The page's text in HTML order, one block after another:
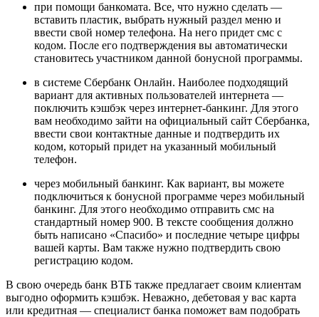
при помощи банкомата. Все, что нужно сделать —
вставить пластик, выбрать нужный раздел меню и
ввести свой номер телефона. На него придет смс с
кодом. После его подтверждения вы автоматически
становитесь участником данной бонусной программы.
в системе Сбербанк Онлайн. Наиболее подходящий
вариант для активных пользователей интернета —
поключить кэшбэк через интернет-банкинг. Для этого
вам необходимо зайти на официальный сайт Сбербанка,
ввести свои контактные данные и подтвердить их
кодом, который придет на указанный мобильный
телефон.
через мобильный банкинг. Как вариант, вы можете
подключиться к бонусной программе через мобильный
банкинг. Для этого необходимо отправить смс на
стандартный номер 900. В тексте сообщения должно
быть написано «Спасибо» и последние четыре цифры
вашей карты. Вам также нужно подтвердить свою
регистрацию кодом.
В свою очередь банк ВТБ также предлагает своим клиентам
выгодно оформить кэшбэк. Неважно, дебетовая у вас карта
или кредитная — специалист банка поможет вам подобрать